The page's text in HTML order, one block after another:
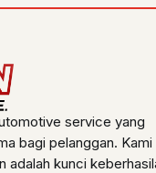
service yang
bagi pelanggan.
adalah kunci